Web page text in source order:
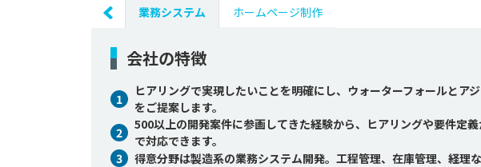
業務システム ホームページ制作
会社の特徴
1
ヒアリングで実現したいことを明確にし、ウォーターフォールとア
をご提案します。
2
500以上の開発案件に参画してきた経験から、ヒアリングや要件定
で対応できます。
3
得意分野は製造系の業務システム開発。工程管理、在庫管理、経理